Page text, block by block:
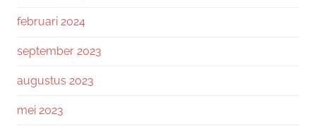
februari 2024
september 2023
augustus 2023
mei 2023